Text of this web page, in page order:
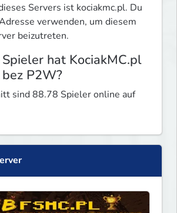
Servers ist kociakmc.pl. Du
verwenden, um diesem
beizutreten.
hat KociakMC.pl
P2W?
sind 88.78 Spieler online auf